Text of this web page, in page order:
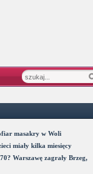
masakry w Woli
miały kilka miesięcy
Warszawę zagrały Brzeg,